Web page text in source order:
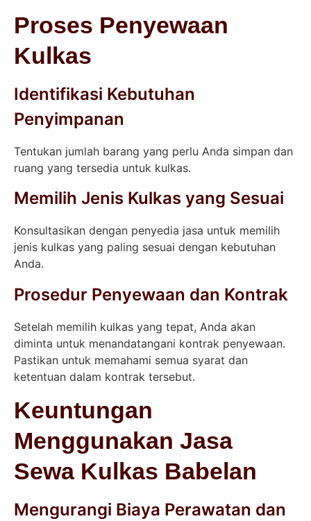
Proses Penyewaan
Kulkas
Identifikasi Kebutuhan
Penyimpanan
Tentukan jumlah barang yang perlu Anda simpan dan
ruang yang tersedia untuk kulkas.
Memilih Jenis Kulkas yang Sesuai
Konsultasikan dengan penyedia jasa untuk memilih
jenis kulkas yang paling sesuai dengan kebutuhan
Anda.
Prosedur Penyewaan dan Kontrak
Setelah memilih kulkas yang tepat, Anda akan
diminta untuk menandatangani kontrak penyewaan.
Pastikan untuk memahami semua syarat dan
ketentuan dalam kontrak tersebut.
Keuntungan
Menggunakan Jasa
Sewa Kulkas Babelan
Mengurangi Biaya Perawatan dan